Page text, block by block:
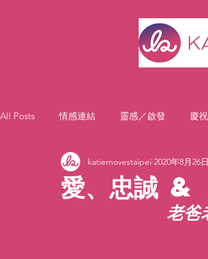
All Posts 情感連結 靈感／啟發 慶祝
愛、忠誠 &
katiemovestaipei 2020年8月26日
老爸